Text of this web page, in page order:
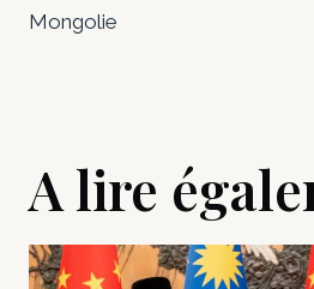
Mongolie
A lire